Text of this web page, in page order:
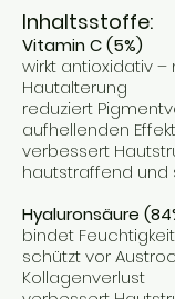
Inhaltsstoffe:
Vitamin C (5%)
wirkt antioxidativ
Hautalterung
reduziert
aufhellenden Effekt
verbessert
hautstraffend und
Hyaluronsäure
bindet Feuchtigkeit
schützt vor
Kollagenverlust